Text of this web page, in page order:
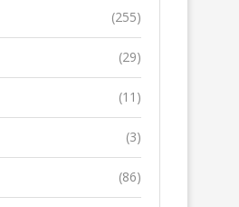
(255)
(29)
(11)
(3)
(86)